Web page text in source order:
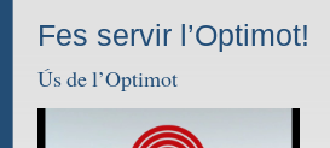
Fes servir l’Optimot!
Ús de l’Optimot